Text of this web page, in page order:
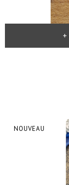
NOUVEAU